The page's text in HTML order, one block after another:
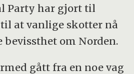
Party har gjort til
at vanlige skotter nå
bevissthet om Norden.
gått fra en noe vag